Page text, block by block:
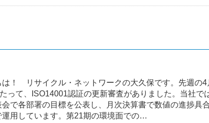
は！ リサイクル・ネットワークの大久保です。先週の4
って、ISO14001認証の更新審査がありました。当社で
で各部署の目標を公表し、月次決算書で数値の進捗具
運用しています。第21期の環境面での…